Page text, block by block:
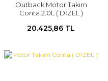
Outback Motor Takım
Conta 2.0L ( DİZEL )
20.425,86 TL